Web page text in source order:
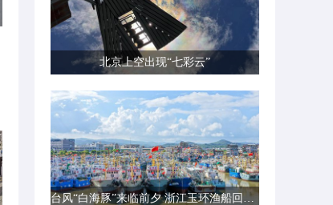
北京上空出现“七彩云”
台风“白海豚”来临前夕 浙江玉环渔船回港避风